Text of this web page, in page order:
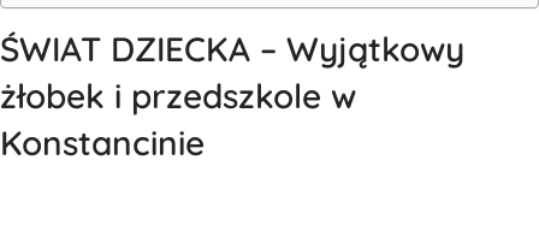
ŚWIAT DZIECKA – Wyjątkowy
żłobek i przedszkole w
Konstancinie